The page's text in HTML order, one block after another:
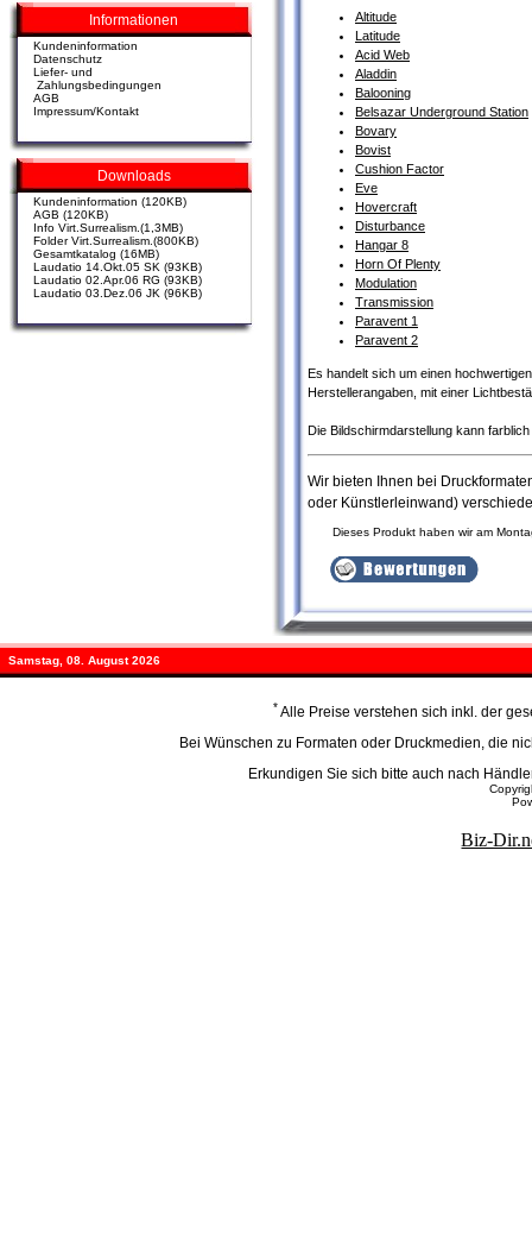
Informationen
Kundeninformation
Datenschutz
Liefer- und
Zahlungsbedingungen
AGB
Impressum/Kontakt
Downloads
Kundeninformation (120KB)
AGB (120KB)
Info Virt.Surrealism.(1,3MB)
Folder Virt.Surrealism.(800KB)
Gesamtkatalog (16MB)
Laudatio 14.Okt.05 SK (93KB)
Laudatio 02.Apr.06 RG (93KB)
Laudatio 03.Dez.06 JK (96KB)
Altitude
Latitude
Acid Web
Aladdin
Balooning
Belsazar Underground Station
Bovary
Bovist
Cushion Factor
Eve
Hovercraft
Disturbance
Hangar 8
Horn Of Plenty
Modulation
Transmission
Paravent 1
Paravent 2
Es handelt sich um einen
Herstellerangaben, mit einer
Die Bildschirmdarstellung kann
Wir bieten Ihnen bei
oder Künstlerleinwand)
Dieses Produkt haben wir am
Samstag, 08. August 2026
*Alle Preise verstehen sich inkl. der
Bei Wünschen zu Formaten oder Druckmedien, die
Erkundigen Sie sich bitte auch nach
Biz-